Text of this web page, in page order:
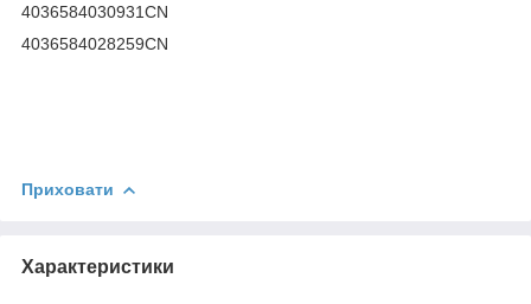
4036584030931CN
4036584028259CN
Приховати
Характеристики